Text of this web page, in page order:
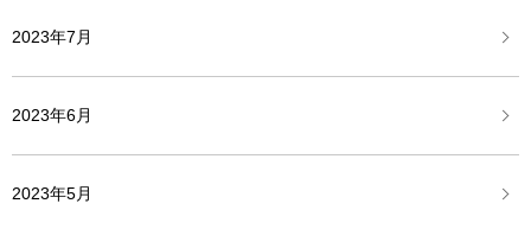
2023年7月
2023年6月
2023年5月